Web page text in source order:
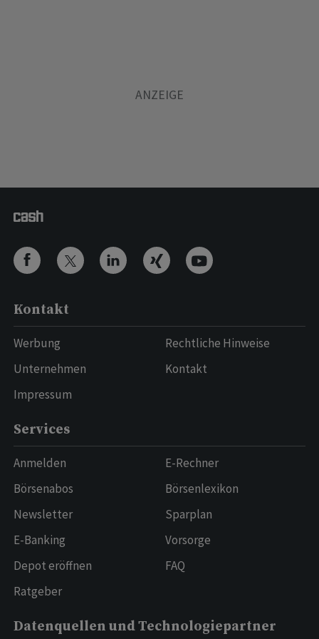
Kontakt
Werbung
Unternehmen
Impressum
Rechtliche Hinweise
Kontakt
Services
Anmelden
Börsenabos
Newsletter
E-Banking
Depot eröffnen
Ratgeber
E-Rechner
Börsenlexikon
Sparplan
Vorsorge
FAQ
Datenquellen und Technologiepartner